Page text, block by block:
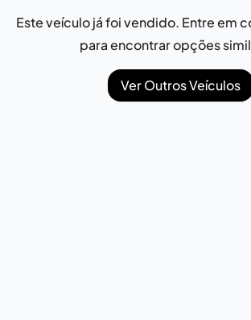
Este veículo já foi vendido. Entre em
para encontrar opções
Ver Outros Veículos